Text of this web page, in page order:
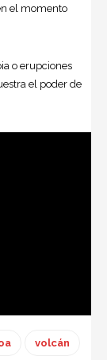
el momento
o erupciones
el poder de
volcán